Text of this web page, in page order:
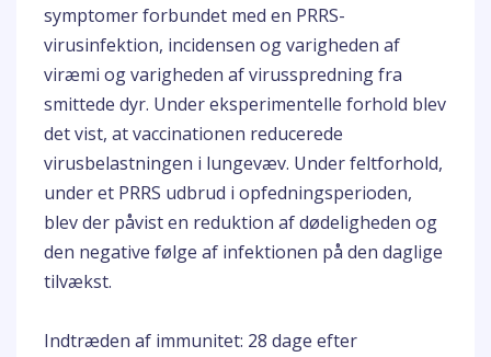
symptomer forbundet med en PRRS-
virusinfektion, incidensen og varigheden af
viræmi og varigheden af virusspredning fra
smittede dyr. Under eksperimentelle forhold blev
det vist, at vaccinationen reducerede
virusbelastningen i lungevæv. Under feltforhold,
under et PRRS udbrud i opfedningsperioden,
blev der påvist en reduktion af dødeligheden og
den negative følge af infektionen på den daglige
tilvækst.
Indtræden af immunitet: 28 dage efter